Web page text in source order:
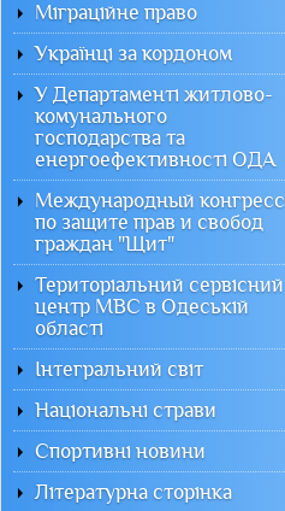
Міграційне право
Українці за кордоном
У Департаменті житлово-
комунального
господарства та
енергоефективності ОДА
Международный конгресс
по защите прав и свобод
граждан "Щит"
Територіальний сервісний
центр МВС в Одеській
області
Інтегральний світ
Національні страви
Спортивні новини
Літературна сторінка